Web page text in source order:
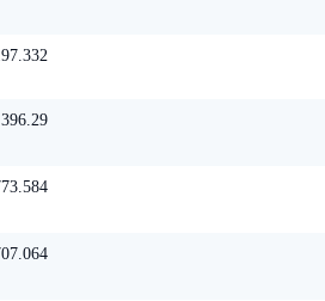
396.29